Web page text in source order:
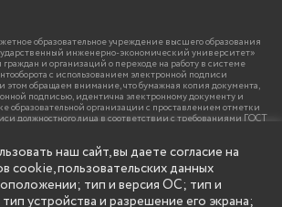
образовательное учреждение высшего образования
инженерно-экономический университет»
и организаций о переходе на работу в системе
с использованием электронной подписи
этом обращаем внимание, что бумажная копия документа,
подписью, идентична электронному документу и
образовательной организации с проставлением отметки
должностного лица в соответствии с требованиями ГОСТ
наш сайт, вы даете согласие на
cookie, пользовательских данных
тип и версия ОС; тип и
устройства и разрешение его экрана;